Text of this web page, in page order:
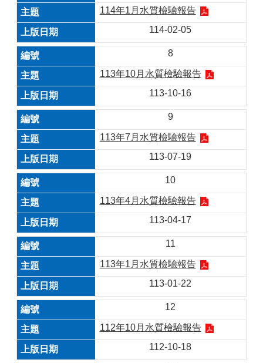
114年1月水質檢驗報告
114-02-05
8
113年10月水質檢驗報告
113-10-16
9
113年7月水質檢驗報告
113-07-19
10
113年4月水質檢驗報告
113-04-17
11
113年1月水質檢驗報告
113-01-22
12
112年10月水質檢驗報告
112-10-18